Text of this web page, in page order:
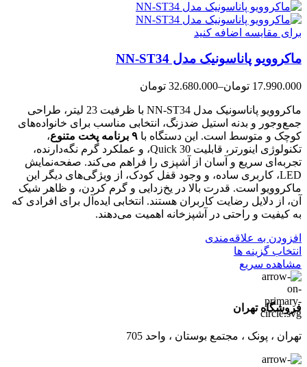
برای مقایسه اضافه کنید
ماکروویو پاناسونیک مدل NN-ST34
17.990.000 تومان–
32.680.000 تومان
ماکروویو پاناسونیک مدل NN-ST34 با ظرفیت 23 لیتر، طراحی
جمع‌وجور و بدنه استیل ضدزنگ، انتخابی مناسب برای خانواده‌های
کوچک و متوسط است. این دستگاه با ۹ برنامه پخت متنوع
،
تکنولوژی اینورتر، قابلیت Quick 30، و عملکرد گرم نگه‌دارنده،
تجربه‌ای سریع و آسان از آشپزی را فراهم می‌کند. صفحه‌نمایش
LED، کاربری ساده، و وجود قفل کودک، از ویژگی‌های دیگر این
ماکروویو است. قدرت بالا در یخ‌زدایی و گرم کردن، و ظاهر شیک
آن، از دلایل رضایت کاربران هستند. انتخابی ایده‌آل برای افرادی که
به کیفیت و راحتی در آشپزخانه اهمیت می‌دهند.
افزودن به علاقه‌مندی
انتخاب گزینه ها
می
گزینه
مشاهده سریع
فروشگاه تهران
تهران ، پونک ، مجتمع بوستان ، واحد 705